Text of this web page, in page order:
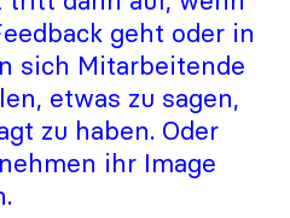
geht oder in
sich Mitarbeitende
etwas zu sagen,
zu haben. Oder
ihr Image